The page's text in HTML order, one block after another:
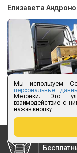
Мы используем
персональные
Метрики. Это
взаимодействие с
нажав кнопку
Елизавета
оставить отзыв